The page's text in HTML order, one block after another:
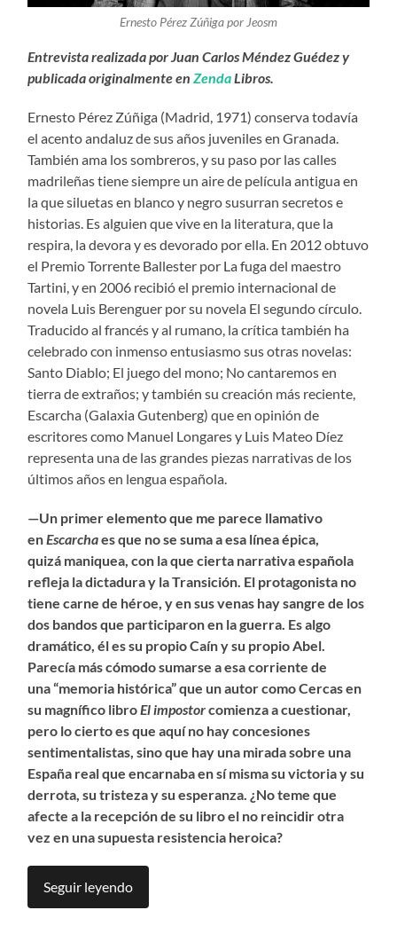
Ernesto Pérez Zúñiga por Jeosm
Entrevista realizada por Juan Carlos Méndez Guédez y
publicada originalmente enZendaLibros.
Ernesto Pérez Zúñiga (Madrid, 1971) conserva todavía
el acento andaluz de sus años juveniles en Granada.
También ama los sombreros, y su paso por las calles
madrileñas tiene siempre un aire de película antigua en
la que siluetas en blanco y negro susurran secretos e
historias. Es alguien que vive en la literatura, que la
respira, la devora y es devorado por ella. En 2012 obtuvo
el Premio Torrente Ballester por La fuga del maestro
Tartini, y en 2006 recibió el premio internacional de
novela Luis Berenguer por su novela El segundo círculo.
Traducido al francés y al rumano, la crítica también ha
celebrado con inmenso entusiasmo sus otras novelas:
Santo Diablo; El juego del mono; No cantaremos en
tierra de extraños; y también su creación más reciente,
Escarcha (Galaxia Gutenberg) que en opinión de
escritores como Manuel Longares y Luis Mateo Díez
representa una de las grandes piezas narrativas de los
últimos años en lengua española.
—Un primer elemento que me parece llamativo
enEscarchaes que no se suma a esa líneaépica,
quizá maniquea, con la que cierta narrativa española
refleja la dictadura y la Transición. El protagonista no
tiene carne de héroe, y en sus venas hay sangre de los
dos bandos que participaron en la guerra. Es algo
dramático,él es su propio Caín y su propio Abel.
Parecía más cómodo sumarse a esa corriente de
una“memoria histórica”que un autor como Cercas en
su magnífico libroEl impostorcomienza a cuestionar,
pero lo cierto es que aquíno hay concesiones
sentimentalistas, sino que hay una mirada sobre una
España real que encarnaba en símisma su victoria y su
derrota, su tristeza y su esperanza. ¿No teme que
afecte a la recepción de su libro el no reincidir otra
vez en una supuesta resistencia heroica?
Seguir leyendo